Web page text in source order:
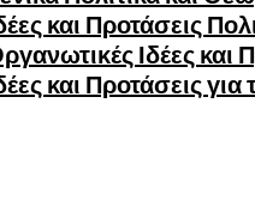
και Προτάσεις
Ιδέες και
και Προτάσεις για